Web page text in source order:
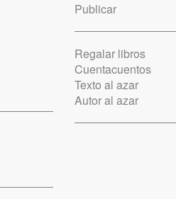
Publicar
Regalar libros
Cuentacuentos
Texto al azar
Autor al azar